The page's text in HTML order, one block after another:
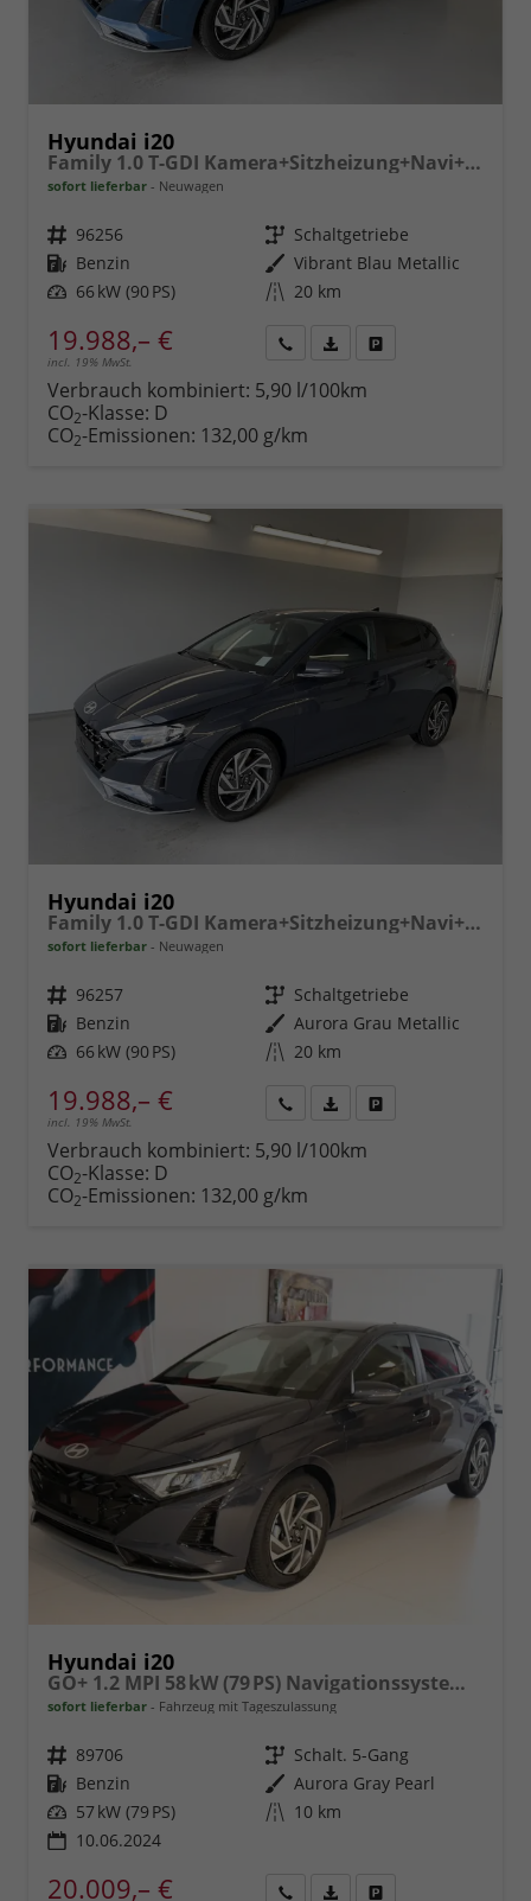
Hyundai i20
Family 1.0 T-GDI Kamera+Sitzheizung+Navi+Alu16+PDC+App-Connect
sofort lieferbar Neuwagen
Fahrzeugnr. 96256 Getriebe Schaltgetriebe
Kraftstoff Benzin Außenfarbe Vibrant Blau Metallic
Leistung 66 kW (90 PS) Kilometerstand 20 km
19.988,– €
incl. 19% MwSt.
anfordern
Datei,
Verbrauch kombiniert: 5,90 l/100km
CO2-Klasse: D
CO2-Emissionen: 132,00 g/km
Hyundai i20
Family 1.0 T-GDI Kamera+Sitzheizung+Navi+Alu16+PDC+App-Connect
sofort lieferbar Neuwagen
Fahrzeugnr. 96257 Getriebe Schaltgetriebe
Kraftstoff Benzin Außenfarbe Aurora Grau Metallic
Leistung 66 kW (90 PS) Kilometerstand 20 km
19.988,– €
incl. 19% MwSt.
anfordern
Datei,
Verbrauch kombiniert: 5,90 l/100km
CO2-Klasse: D
CO2-Emissionen: 132,00 g/km
Hyundai i20
GO+ 1.2 MPI 58 kW (79 PS) Navigationssystem, Klimaautomatik, Rückfahrkamera, DAB, Apple CarPlay, Android Auto, Sitzheizung, Lenkradheizung, Spurassistent, Tempolimit-Assistent, 16"-Leichtmetallfelgen, Virtual Cockpit, uvm.
sofort lieferbar Fahrzeug mit Tageszulassung
Fahrzeugnr. 89706 Getriebe Schalt. 5-Gang
Kraftstoff Benzin Außenfarbe Aurora Gray Pearl
Leistung 57 kW (79 PS) Kilometerstand 10 km
10.06.2024
20.009,– €